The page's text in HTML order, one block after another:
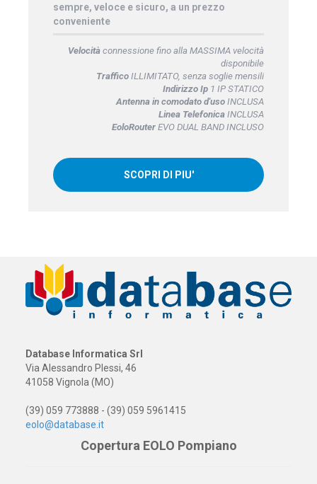
sempre, veloce e sicuro, a un prezzo
conveniente
Velocitàconnessione fino alla MASSIMA velocità
disponibile
TrafficoILLIMITATO, senza soglie mensili
Indirizzo Ip1 IP STATICO
Antenna in comodato d'usoINCLUSA
Linea TelefonicaINCLUSA
EoloRouterEVO DUAL BAND INCLUSO
SCOPRI DI PIU'
Database Informatica Srl
Via Alessandro Plessi, 46
41058 Vignola (MO)
(39) 059 773888 - (39) 059 5961415
eolo@database.it
Copertura EOLO Pompiano